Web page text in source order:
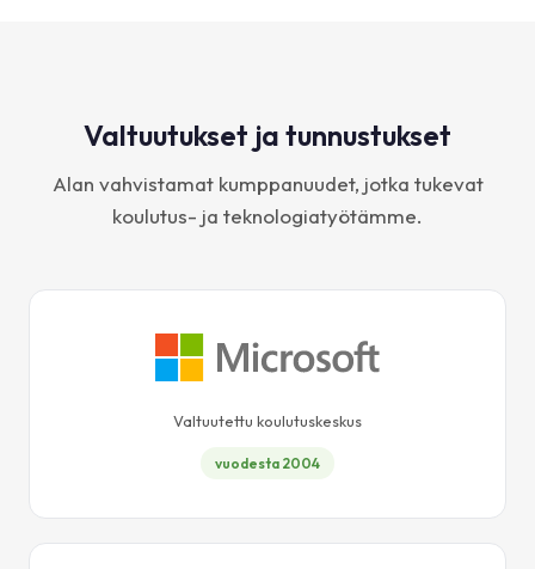
Valtuutukset ja tunnustukset
Alan vahvistamat kumppanuudet, jotka tukevat
koulutus- ja teknologiatyötämme.
Valtuutettu koulutuskeskus
vuodesta 2004